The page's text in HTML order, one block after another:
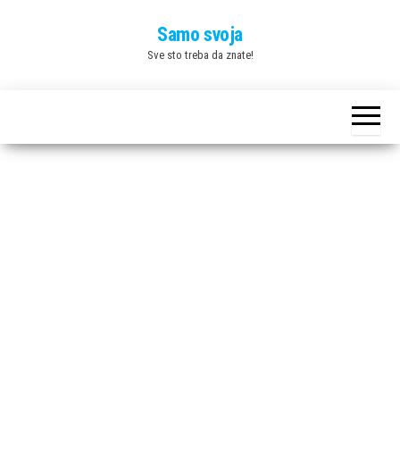
Samo svoja
Sve sto treba da znate!